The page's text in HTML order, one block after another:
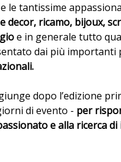
e le tantissime
decor, ricamo, bijoux,
e in generale tutto
dai più
dopo l’edizione
di evento - per
e alla ricerca di